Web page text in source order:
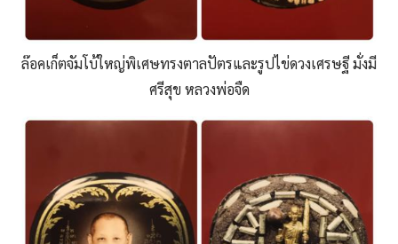
ล๊อคเก็ตจัมโบ้ใหญ่พิเศษทรงตาลปัตรและรูปไข่ดวงเศรษฐี มั่งมี
ศรีสุข หลวงพ่อจืด